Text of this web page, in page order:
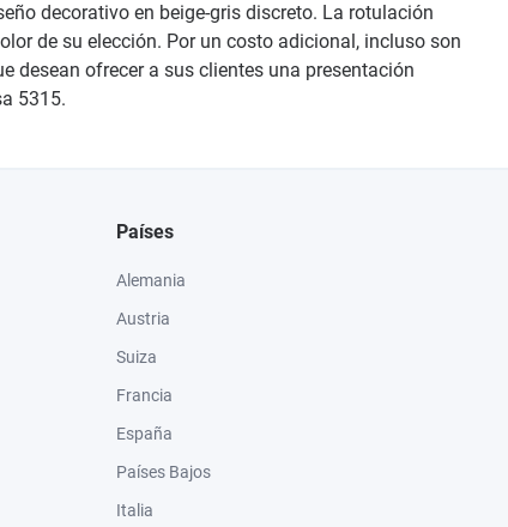
decorativo en beige-gris discreto. La rotulación
de su elección. Por un costo adicional, incluso son
desean ofrecer a sus clientes una presentación
5315.
Países
Alemania
Austria
Suiza
Francia
España
Países Bajos
Italia